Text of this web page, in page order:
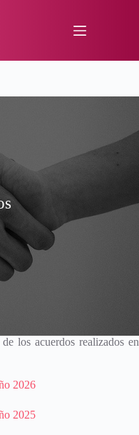
los acuerdos realizados en
2026
2025